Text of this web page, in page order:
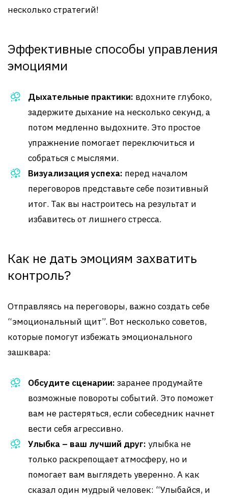
несколько стратегий!
Эффективные способы управления
эмоциями
Дыхательные практики: вдохните глубоко,
задержите дыхание на несколько секунд, а
потом медленно выдохните. Это простое
упражнение помогает переключиться и
собраться с мыслями.
Визуализация успеха: перед началом
переговоров представьте себе позитивный
итог. Так вы настроитесь на результат и
избавитесь от лишнего стресса.
Как не дать эмоциям захватить
контроль?
Отправляясь на переговоры, важно создать себе
“эмоциональный щит”. Вот несколько советов,
которые помогут избежать эмоционального
зашквара:
Обсудите сценарии: заранее продумайте
возможные повороты событий. Это поможет
вам не растеряться, если собеседник начнет
вести себя агрессивно.
Улыбка – ваш лучший друг: улыбка не
только раскрепощает атмосферу, но и
помогает вам выглядеть уверенно. А как
сказал один мудрый человек: “Улыбайся, и